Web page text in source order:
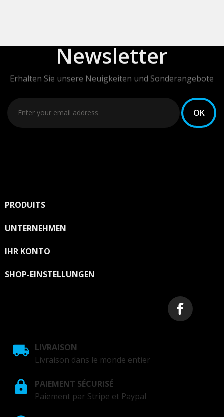
Newsletter
Erhalten Sie unsere Neuigkeiten und Sonderangebote
PRODUITS
UNTERNEHMEN
IHR KONTO
SHOP-EINSTELLUNGEN
LIVRAISON
Livraison dans le monde entier
PAIEMENT SÉCURISÉ
Paiement par Stripe et Paypal